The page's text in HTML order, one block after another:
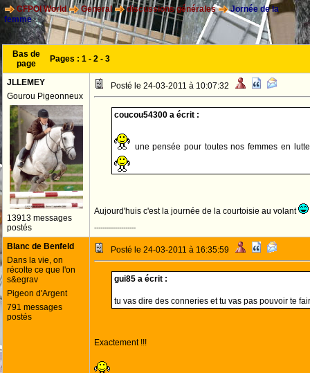
CFPOI World General discussions générales
Jornée de la
femme
Bas de
page
Pages : 1 - 2 - 3
JLLEMEY
Gourou Pigeonneux
13913 messages
postés
Posté le 24-03-2011 à 10:07:32
coucou54300 a écrit :
une pensée pour toutes nos femmes en
Aujourd'huis c'est la journée de la courtoisie au volant
--------------------
Blanc de Benfeld
Dans la vie, on
récolte ce que l'on
s&egrav
Pigeon d'Argent
791 messages
postés
Posté le 24-03-2011 à 16:35:59
gui85 a écrit :
tu vas dire des conneries et tu vas pas pouvoir te
Exactement !!!